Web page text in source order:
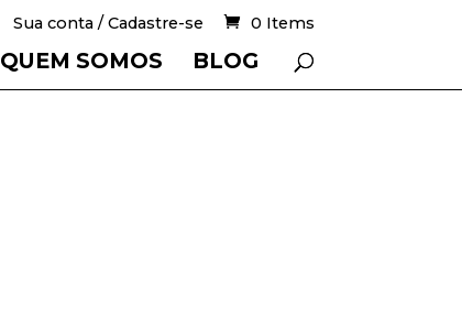
Sua conta / Cadastre-se 0 Items
QUEM SOMOS BLOG